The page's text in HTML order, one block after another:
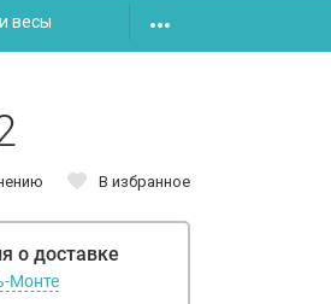
весы
В избранное
о доставке
Монте